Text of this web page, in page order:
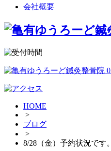
会社概要
HOME
>
ブログ
>
8/28（金）予約状況です。